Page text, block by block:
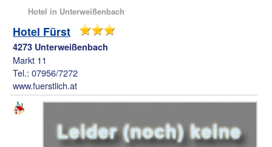
Hotel in Unterweißenbach
Hotel Fürst
4273 Unterweißenbach
Markt 11
Tel.: 07956/7272
www.fuerstlich.at